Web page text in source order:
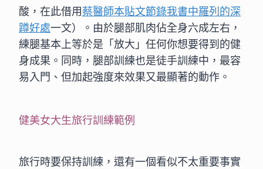
酸，在此借用蔡醫師本貼文節錄我書中羅列的深
蹲好處一文）。由於腿部肌肉佔全身六成左右，
練腿基本上等於是「放大」任何你想要得到的健
身成果。同時，腿部訓練也是徒手訓練中，最容
易入門、但加起強度來效果又最顯著的動作。
健美女大生旅行訓練範例
旅行時要保持訓練，還有一個看似不太重要事實